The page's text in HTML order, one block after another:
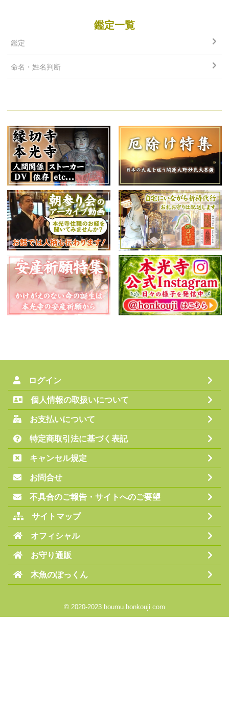
鑑定一覧
鑑定
命名・姓名判断
ログイン
個人情報の取扱いについて
お支払いについて
特定商取引法に基づく表記
キャンセル規定
お問合せ
不具合のご報告・サイトへのご要望
サイトマップ
オフィシャル
お守り通販
木魚のぽっくん
© 2020-2023 houmu.honkouji.com